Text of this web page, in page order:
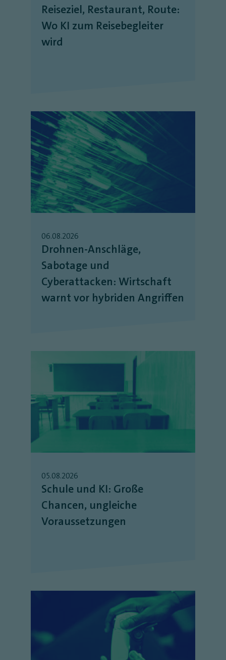
Reiseziel, Restaurant, Route:
Wo KI zum Reisebegleiter
wird
06.08.2026
Drohnen-Anschläge,
Sabotage und
Cyberattacken: Wirtschaft
warnt vor hybriden Angriffen
05.08.2026
Schule und KI: Große
Chancen, ungleiche
Voraussetzungen